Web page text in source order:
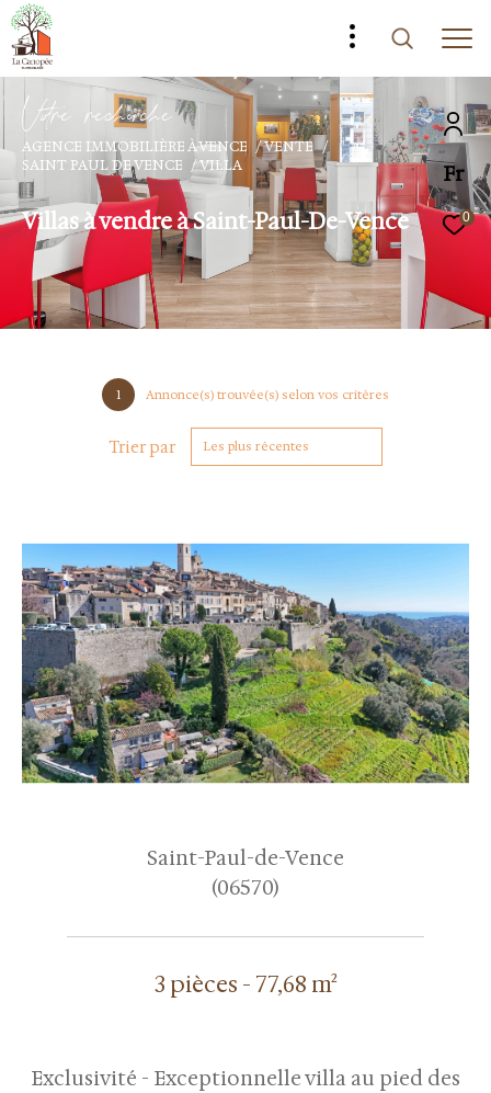
Fr
0
Vore recece
AGENCE IMMOBILIÈRE À VENCE
VENTE
SAINT PAUL DE VENCE
VILLA
Villas à vendre à Saint-Paul-De-Vence
1 Annonce(s) trouvée(s) selon vos critères
Trier par Les plus récentes
Saint-Paul-de-Vence
(06570)
3 pièces - 77,68 m²
Exclusivité - Exceptionnelle villa au pied des